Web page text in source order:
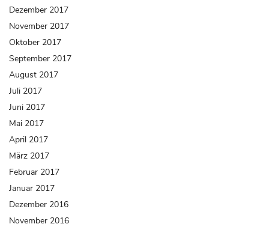
Dezember 2017
November 2017
Oktober 2017
September 2017
August 2017
Juli 2017
Juni 2017
Mai 2017
April 2017
März 2017
Februar 2017
Januar 2017
Dezember 2016
November 2016